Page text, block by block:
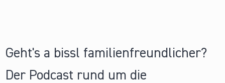
Geht's a bissl familienfreundlicher?
Der Podcast rund um die